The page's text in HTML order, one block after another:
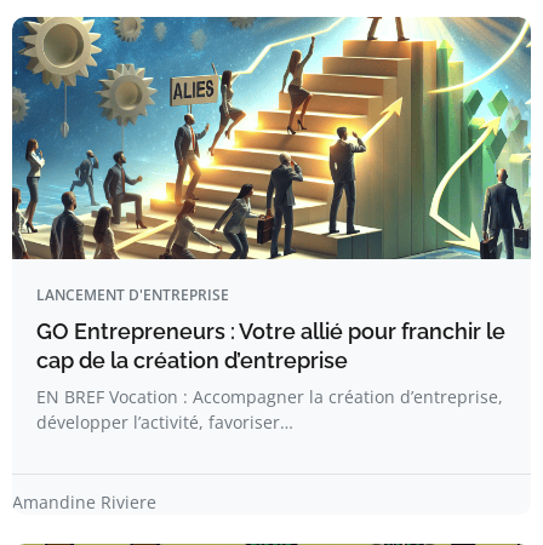
LANCEMENT D'ENTREPRISE
GO Entrepreneurs : Votre allié pour franchir le
cap de la création d’entreprise
EN BREF Vocation : Accompagner la création d’entreprise,
développer l’activité, favoriser…
Amandine Riviere